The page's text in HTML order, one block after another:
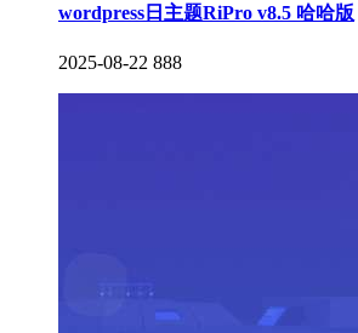
wordpress日主题RiPro v8.5 哈哈版
2025-08-22 888